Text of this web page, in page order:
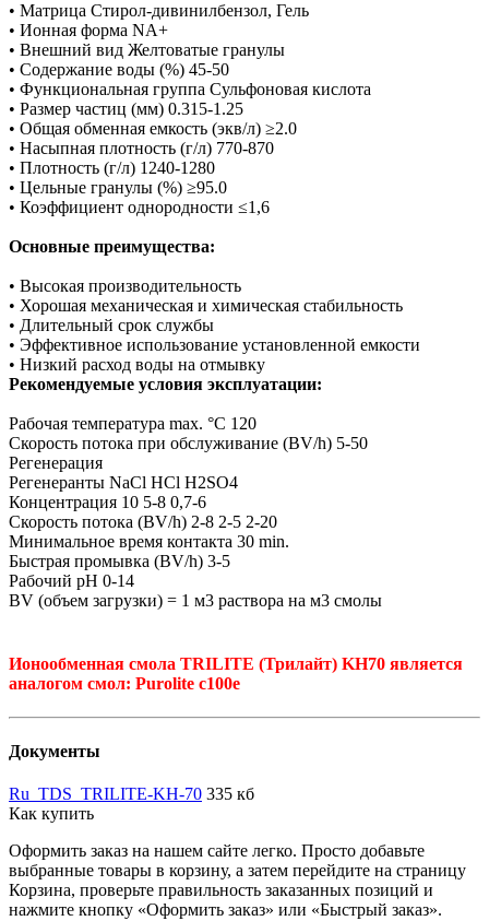
• Матрица Стирол-дивинилбензол, Гель
• Ионная форма NA+
• Внешний вид Желтоватые гранулы
• Содержание воды (%) 45-50
• Функциональная группа Сульфоновая кислота
• Размер частиц (мм) 0.315-1.25
• Общая обменная емкость (экв/л) ≥2.0
• Насыпная плотность (г/л) 770-870
• Плотность (г/л) 1240-1280
• Цельные гранулы (%) ≥95.0
• Коэффициент однородности ≤1,6
Основные преимущества:
• Высокая производительность
• Хорошая механическая и химическая стабильность
• Длительный срок службы
• Эффективное использование установленной емкости
• Низкий расход воды на отмывку
Рекомендуемые условия эксплуатации:
Рабочая температура max. °C 120
Скорость потока при обслуживание (BV/h) 5-50
Регенерация
Регенеранты NaCl HCl H2SO4
Концентрация 10 5-8 0,7-6
Скорость потока (BV/h) 2-8 2-5 2-20
Минимальное время контакта 30 min.
Быстрая промывка (BV/h) 3-5
Рабочий рН 0-14
BV (объем загрузки) = 1 м3 раствора на м3 смолы
Ионообменная смола TRILITE (Трилайт) KH70 является
аналогом смол: Purolite c100e
Документы
Ru_TDS_TRILITE-KH-70 335 кб
Как купить
Оформить заказ на нашем сайте легко. Просто добавьте
выбранные товары в корзину, а затем перейдите на страницу
Корзина, проверьте правильность заказанных позиций и
нажмите кнопку «Оформить заказ» или «Быстрый заказ».